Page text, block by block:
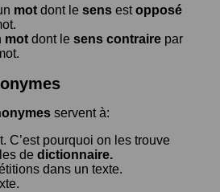
mot dont le sens estopposé
mot dont le sens contraire par
servent à:
C’est pourquoi on les trouve
de dictionnaire.
dans un texte.